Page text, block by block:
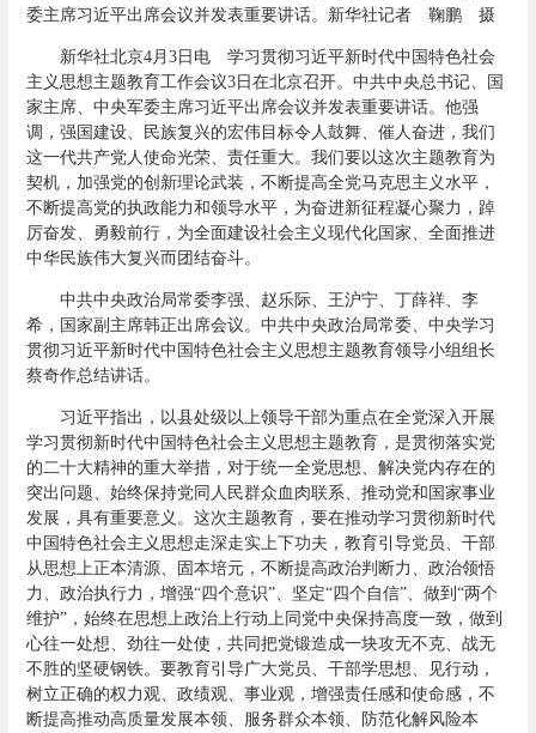
委主席习近平出席会议并发表重要讲话。新华社记者 鞠鹏 摄
新华社北京4月3日电 学习贯彻习近平新时代中国特色社会
主义思想主题教育工作会议3日在北京召开。中共中央总书记、国
家主席、中央军委主席习近平出席会议并发表重要讲话。他强
调，强国建设、民族复兴的宏伟目标令人鼓舞、催人奋进，我们
这一代共产党人使命光荣、责任重大。我们要以这次主题教育为
契机，加强党的创新理论武装，不断提高全党马克思主义水平，
不断提高党的执政能力和领导水平，为奋进新征程凝心聚力，踔
厉奋发、勇毅前行，为全面建设社会主义现代化国家、全面推进
中华民族伟大复兴而团结奋斗。
中共中央政治局常委李强、赵乐际、王沪宁、丁薛祥、李
希，国家副主席韩正出席会议。中共中央政治局常委、中央学习
贯彻习近平新时代中国特色社会主义思想主题教育领导小组组长
蔡奇作总结讲话。
习近平指出，以县处级以上领导干部为重点在全党深入开展
学习贯彻新时代中国特色社会主义思想主题教育，是贯彻落实党
的二十大精神的重大举措，对于统一全党思想、解决党内存在的
突出问题、始终保持党同人民群众血肉联系、推动党和国家事业
发展，具有重要意义。这次主题教育，要在推动学习贯彻新时代
中国特色社会主义思想走深走实上下功夫，教育引导党员、干部
从思想上正本清源、固本培元，不断提高政治判断力、政治领悟
力、政治执行力，增强“四个意识”、坚定“四个自信”、做到“两个
维护”，始终在思想上政治上行动上同党中央保持高度一致，做到
心往一处想、劲往一处使，共同把党锻造成一块攻无不克、战无
不胜的坚硬钢铁。要教育引导广大党员、干部学思想、见行动，
树立正确的权力观、政绩观、事业观，增强责任感和使命感，不
断提高推动高质量发展本领、服务群众本领、防范化解风险本